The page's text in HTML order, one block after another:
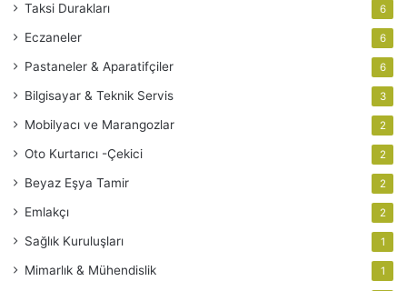
Taksi Durakları 6
Eczaneler 6
Pastaneler & Aparatifçiler 6
Bilgisayar & Teknik Servis 3
Mobilyacı ve Marangozlar 2
Oto Kurtarıcı -Çekici 2
Beyaz Eşya Tamir 2
Emlakçı 2
Sağlık Kuruluşları 1
Mimarlık & Mühendislik 1